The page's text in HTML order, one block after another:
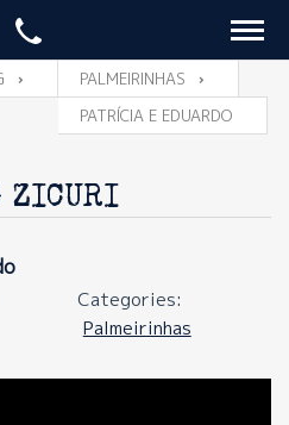
PALMEIRINHAS
PATRÍCIA E EDUARDO
ZICURI
Categories:
Palmeirinhas